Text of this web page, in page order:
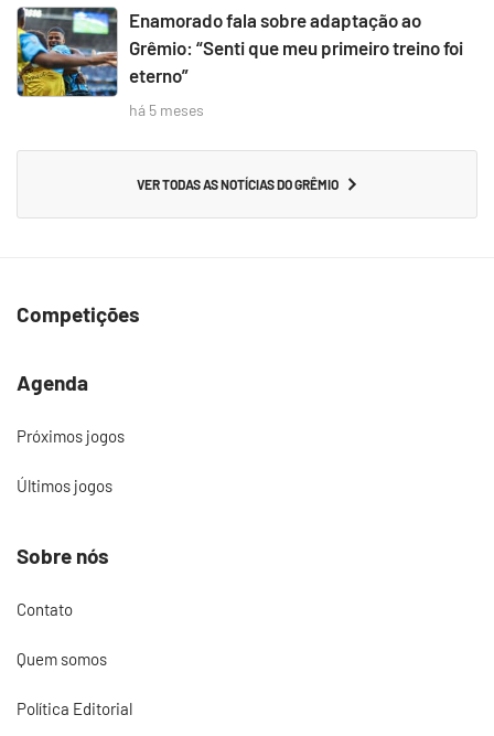
Enamorado fala sobre adaptação ao
Grêmio: “Senti que meu primeiro treino foi
eterno”
há 5 meses
VER TODAS AS NOTÍCIAS DO GRÊMIO
Competições
Agenda
Próximos jogos
Últimos jogos
Sobre nós
Contato
Quem somos
Política Editorial